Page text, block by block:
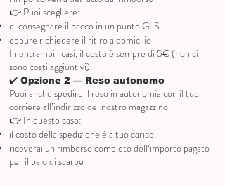
👉 Puoi scegliere:
di consegnare il pacco in un punto GLS
oppure richiedere il ritiro a domicilio
In entrambi i casi, il costo è sempre di 5€ (non ci
sono costi aggiuntivi).
✔️ Opzione 2 — Reso autonomo
Puoi anche spedire il reso in autonomia con il tuo
corriere all’indirizzo del nostro magazzino.
👉 In questo caso:
il costo della spedizione è a tuo carico
riceverai un rimborso completo dell’importo pagato
per il paio di scarpe